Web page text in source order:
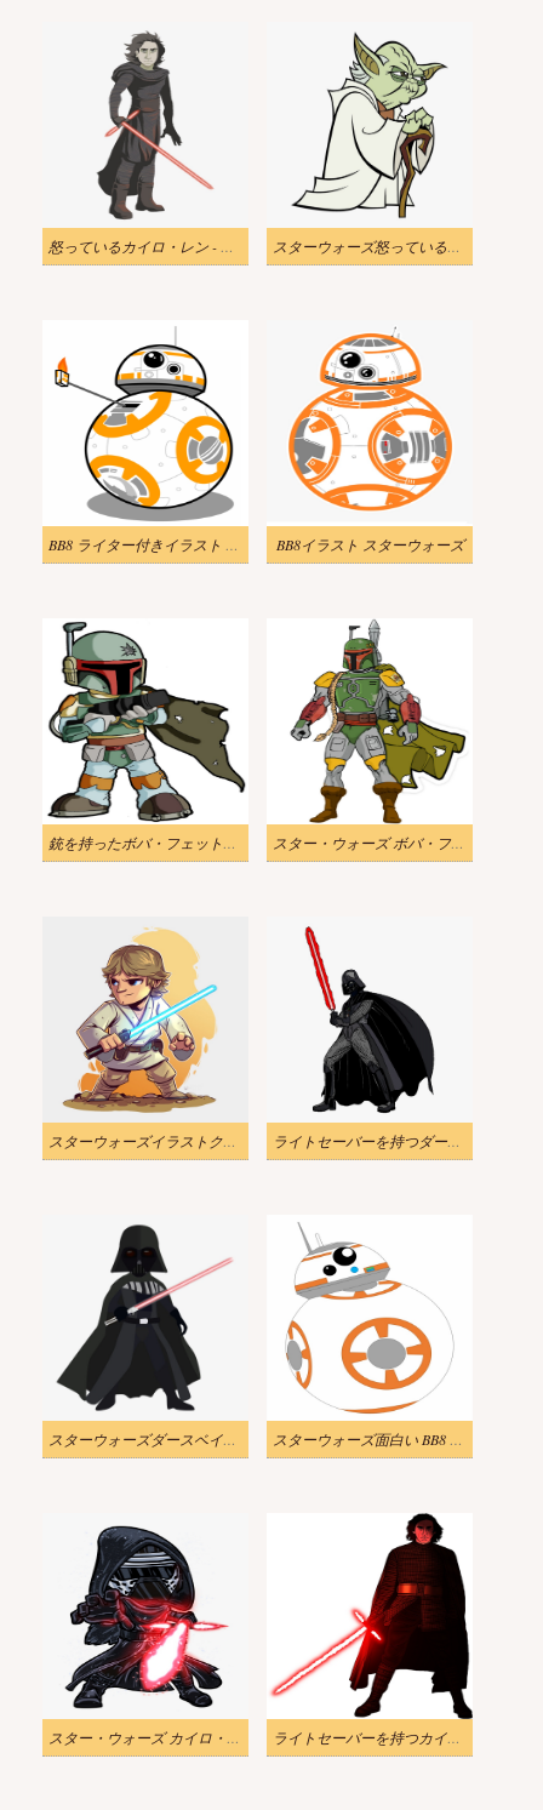
怒っているカイロ・レン - スター・ウォーズのイラスト スターウォーズ怒っているヨーダのイラスト
BB8 ライター付きイラスト スターウォーズ BB8イラスト スターウォーズ
銃を持ったボバ・フェットのスター・ウォーズのイラスト スター・ウォーズ ボバ・フェットのイラスト
スターウォーズイラストクールルークスカイウォーカー ライトセーバーを持つダース・ベイダーのイラスト
スターウォーズダースベイダーのイラスト スターウォーズ面白い BB8 のイラスト
スター・ウォーズ カイロ・レンのアクションのイラスト ライトセーバーを持つカイロ・レンのイラスト